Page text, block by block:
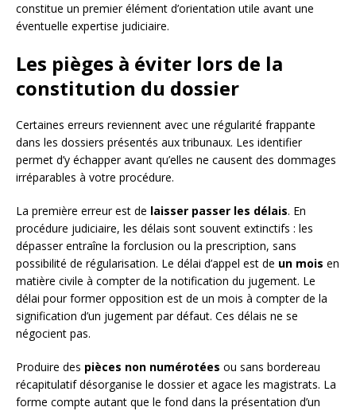
constitue un premier élément d’orientation utile avant une
éventuelle expertise judiciaire.
Les pièges à éviter lors de la
constitution du dossier
Certaines erreurs reviennent avec une régularité frappante
dans les dossiers présentés aux tribunaux. Les identifier
permet d’y échapper avant qu’elles ne causent des dommages
irréparables à votre procédure.
La première erreur est de laisser passer les délais. En
procédure judiciaire, les délais sont souvent extinctifs : les
dépasser entraîne la forclusion ou la prescription, sans
possibilité de régularisation. Le délai d’appel est de un mois en
matière civile à compter de la notification du jugement. Le
délai pour former opposition est de un mois à compter de la
signification d’un jugement par défaut. Ces délais ne se
négocient pas.
Produire des pièces non numérotées ou sans bordereau
récapitulatif désorganise le dossier et agace les magistrats. La
forme compte autant que le fond dans la présentation d’un